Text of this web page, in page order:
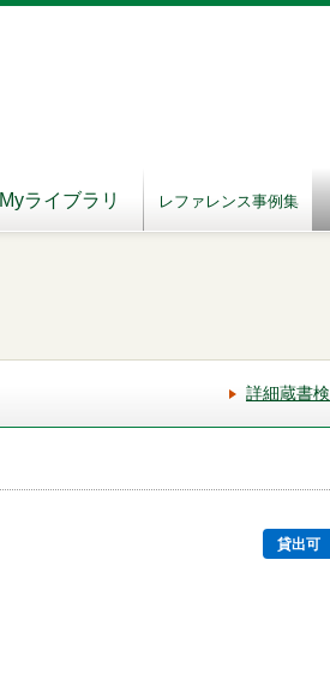
Myライブラリ レファレンス事例集
詳細蔵書
貸出可